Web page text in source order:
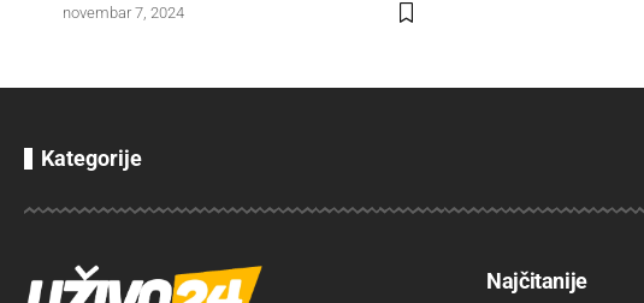
novembar 7, 2024
Kategorije
Najčitanije